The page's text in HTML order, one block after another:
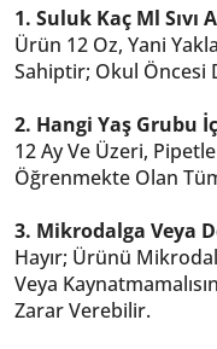
1. Suluk Kaç Ml Sıvı
Ürün 12 Oz, Yani
Sahiptir; Okul Öncesi
2. Hangi Yaş Grubu
12 Ay Ve Üzeri,
Öğrenmekte Olan
3. Mikrodalga Veya
Hayır; Ürünü
Veya
Zarar Verebilir.